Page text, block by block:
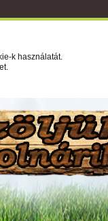
k használatát.